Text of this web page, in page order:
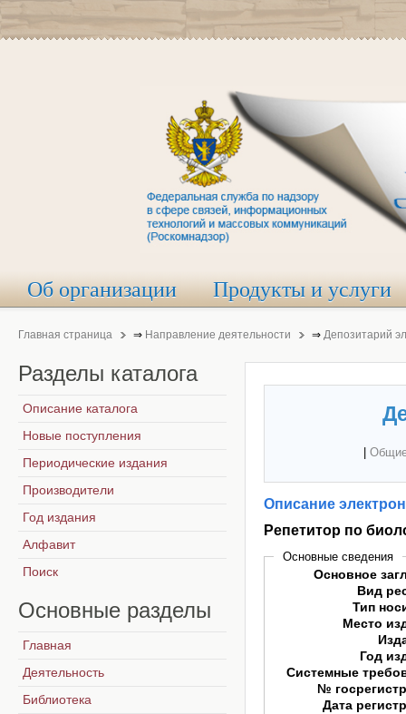
Об организации Продукты и услуги
Главная страница ⇒ Направление деятельности ⇒ Депозитарий
Описание
Репетитор по
Основные сведения
Основное
Вид
Тип
Место
Год
Системные
№
Дата
Разделы каталога
Описание каталога
Новые поступления
Периодические издания
Производители
Год издания
Алфавит
Поиск
Основные разделы
Главная
Деятельность
Библиотека